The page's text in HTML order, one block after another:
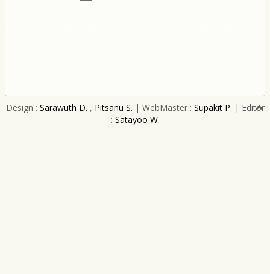
Design : Sarawuth D. , Pitsanu S. | WebMaster : Supakit P. | Editor
: Satayoo W.